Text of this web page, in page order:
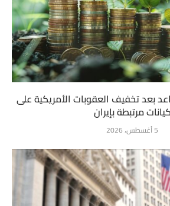
بعد تخفيف العقوبات الأمريكية على
كيانات مرتبطة بإيران
5 أغسطس، 2026